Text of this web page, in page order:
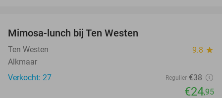
Mimosa-lunch bij Ten Westen
Ten Westen 9.8 star
Alkmaar
Verkocht: 27
Regulier €38
€24,95